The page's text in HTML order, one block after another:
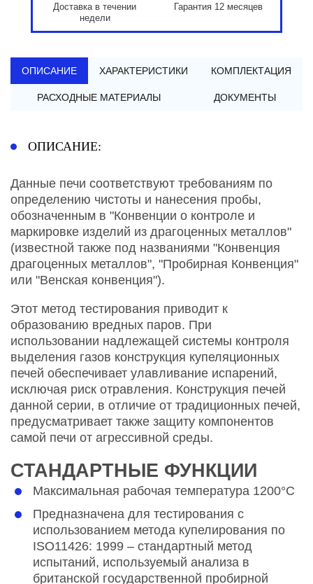
Доставка в течении
недели
Гарантия 12 месяцев
ОПИСАНИЕ ХАРАКТЕРИСТИКИ КОМПЛЕКТАЦИЯ
РАСХОДНЫЕ МАТЕРИАЛЫ ДОКУМЕНТЫ
ОПИСАНИЕ:
Данные печи соответствуют требованиям по
определению чистоты и нанесения пробы,
обозначенным в "Конвенции о контроле и
маркировке изделий из драгоценных металлов"
(известной также под названиями "Конвенция
драгоценных металлов", "Пробирная Конвенция"
или "Венская конвенция").
Этот метод тестирования приводит к
образованию вредных паров. При
использовании надлежащей системы контроля
выделения газов конструкция купеляционных
печей обеспечивает улавливание испарений,
исключая риск отравления. Конструкция печей
данной серии, в отличие от традиционных печей,
предусматривает также защиту компонентов
самой печи от агрессивной среды.
СТАНДАРТНЫЕ ФУНКЦИИ
Максимальная рабочая температура 1200°C
Предназначена для тестирования с
использованием метода купелирования по
ISO11426: 1999 – стандартный метод
испытаний, используемый анализа в
британской государственной пробирной